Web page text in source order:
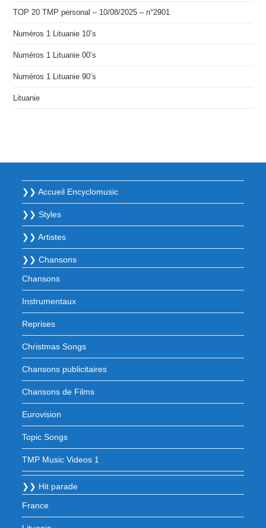
TOP 20 TMP personal – 10/08/2025 – n°2901
Numéros 1 Lituanie 10’s
Numéros 1 Lituanie 00’s
Numéros 1 Lituanie 90’s
Lituanie
❯❯ Accueil Encyclomusic
❯❯ Styles
❯❯ Artistes
❯❯ Chansons
Chansons
Instrumentaux
Reprises
Christmas Songs
Chansons publicitaires
Chansons de Films
Eurovision
Topic Songs
TMP Music Videos 1
❯❯ Hit parade
France